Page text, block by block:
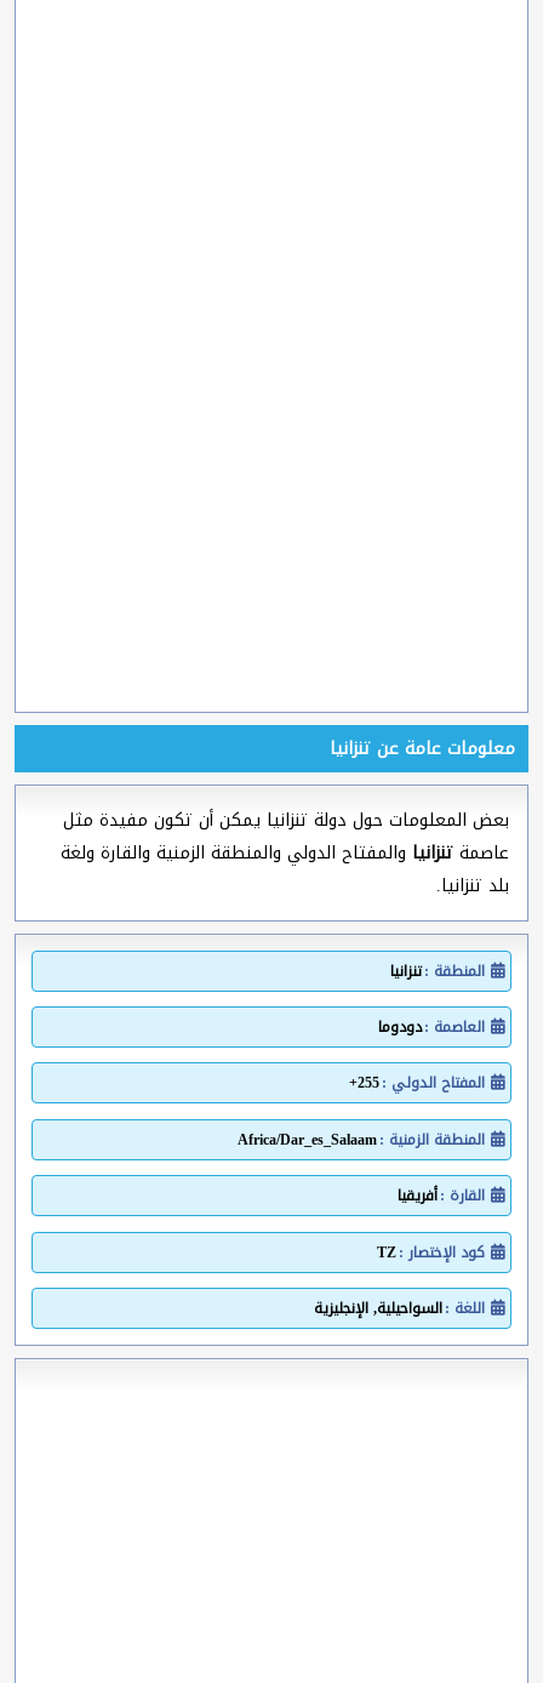
معلومات عامة عن تنزانيا
بعض المعلومات حول دولة تنزانيا يمكن أن تكون مفيدة مثل
عاصمةتنزانيا والمفتاح الدولي والمنطقة الزمنية والقارة ولغة
بلد تنزانيا.
المنطقة :تنزانيا
العاصمة :دودوما
المفتاح الدولي :255+
المنطقة الزمنية :Africa/Dar_es_Salaam
القارة :أفريقيا
كود الإختصار :TZ
اللغة :السواحيلية, الإنجليزية